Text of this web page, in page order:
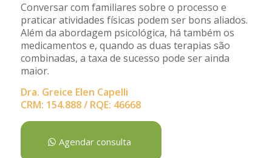
Conversar com familiares sobre o processo e
praticar atividades físicas podem ser bons aliados.
Além da abordagem psicológica, há também os
medicamentos e, quando as duas terapias são
combinadas, a taxa de sucesso pode ser ainda
maior.
Dra. Greice Elen Capelli
CRM: 154.888 / RQE: 46668
Agendar consulta